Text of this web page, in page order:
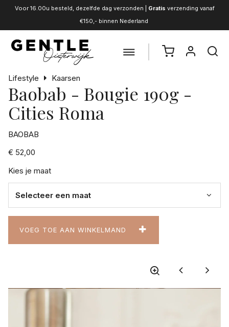
Voor 16.00u besteld, dezelfde dag verzonden | Gratis verzending vanaf
€150,- binnen Nederland
Lifestyle Kaarsen
Baobab - Bougie 190g -
Cities Roma
BAOBAB
€ 52,00
Kies je maat
VOEG TOE AAN WINKELMAND